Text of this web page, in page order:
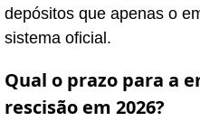
depósitos que apenas o
sistema oficial.
Qual o prazo para a
rescisão em 2026?